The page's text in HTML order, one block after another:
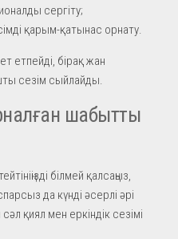
сергіту;
қарым-қатынас орнату.
етпейді, бірақ жан
сезім сыйлайды.
шабытты
білмей қалсаңыз,
да күнді әсерлі әрі
қиял мен еркіндік сезімі